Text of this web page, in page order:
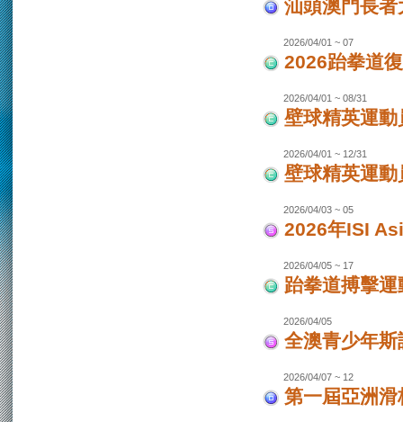
汕頭澳門長
2026/04/01 ~ 07
2026跆拳道
2026/04/01 ~ 08/31
壁球精英運
2026/04/01 ~ 12/31
壁球精英運
2026/04/03 ~ 05
2026年ISI
2026/04/05 ~ 17
跆拳道搏擊
2026/04/05
全澳青少年
2026/04/07 ~ 12
第一屆亞洲